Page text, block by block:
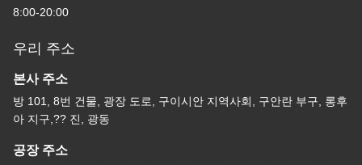
8:00-20:00
우리 주소
본사 주소
방 101, 8번 건물, 광장 도로, 구이시안 지역사회, 구안란 부구, 롱후
아 지구,?? 진, 광동
공장 주소